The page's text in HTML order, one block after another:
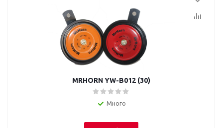
MRHORN YW-B012 (30)
Много